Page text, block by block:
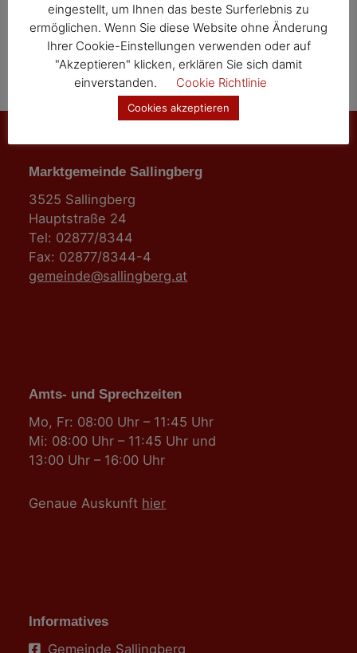
n
Marktgemeinde Sallingberg
3525 Sallingberg
Hauptstraße 24
Tel: 02877/8344
Fax: 02877/8344-4
gemeinde@sallingberg.at
Amts- und Sprechzeiten
Mo, Fr: 08:00 Uhr – 11:45 Uhr
Mi: 08:00 Uhr – 11:45 Uhr und
13:00 Uhr – 16:00 Uhr
Genaue Auskunft hier
Informatives
Gemeinde Sallingberg
eingestellt, um Ihnen das beste Surferlebnis zu
ermöglichen. Wenn Sie diese Website ohne Änderung
Ihrer Cookie-Einstellungen verwenden oder auf
"Akzeptieren" klicken, erklären Sie sich damit
einverstanden.
Cookie Richtlinie
Cookies akzeptieren